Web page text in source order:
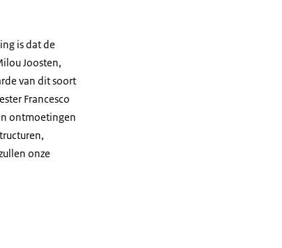
is dat de
Joosten,
van dit soort
Francesco
ontmoetingen
onze